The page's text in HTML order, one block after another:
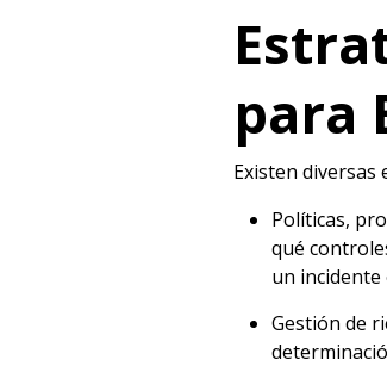
para
Existen
Políticas,
qué
un
Gestión de